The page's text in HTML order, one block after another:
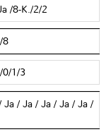
/8-K./2/2
8
0/1/3
Ja / Ja / Ja / Ja / Ja /